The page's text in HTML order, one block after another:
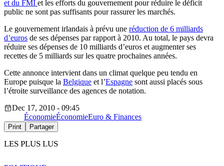
et du FMI et les efforts du gouvernement pour réduire le déficit
public ne sont pas suffisants pour rassurer les marchés.
Le gouvernement irlandais à prévu une réduction de 6 milliards
d’euros de ses dépenses par rapport à 2010. Au total, le pays devra
réduire ses dépenses de 10 milliards d’euros et augmenter ses
recettes de 5 milliards sur les quatre prochaines années.
Cette annonce intervient dans un climat quelque peu tendu en
Europe puisque la Belgique et l’Espagne sont aussi placés sous
l’étroite surveillance des agences de notation.
Dec 17, 2010 - 09:45
ÉconomieÉconomieEuro & Finances
Print Partager
LES PLUS LUS